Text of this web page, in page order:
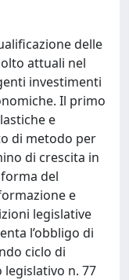
delle
attuali nel
investimenti
Il primo
e
di metodo per
di crescita in
del
e
legislative
l’obbligo di
ciclo di
n. 77